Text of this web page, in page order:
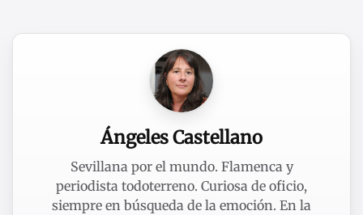
Ángeles Castellano
Sevillana por el mundo. Flamenca y
periodista todoterreno. Curiosa de oficio,
siempre en búsqueda de la emoción. En la